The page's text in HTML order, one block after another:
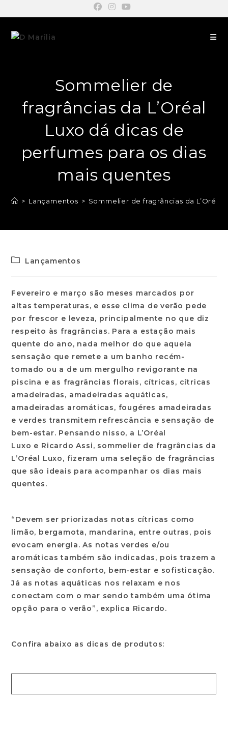
Sommelier de
fragrâncias da L’Oréal
Luxo dá dicas de
perfumes para os dias
mais quentes
> Lançamentos > Sommelier de fragrâncias da
Lançamentos
Fevereiro e março são meses marcados por
altas temperaturas, e esse clima de verão pede
por frescor e leveza, principalmente no que diz
respeito às fragrâncias. Para a estação mais
quente do ano, nada melhor do que aquela
sensação que remete a um banho recém-
tomado ou a de um mergulho revigorante na
piscina e as fragrâncias florais, cítricas, cítricas
amadeiradas, amadeiradas aquáticas,
amadeiradas aromáticas, fougéres amadeiradas
e verdes transmitem refrescância e sensação de
bem-estar. Pensando nisso, a L’Oréal
Luxo e Ricardo Assi, sommelier de fragrâncias da
L’Oréal Luxo, fizeram uma seleção de fragrâncias
que são ideais para acompanhar os dias mais
quentes.
“Devem ser priorizadas notas cítricas como
limão, bergamota, mandarina, entre outras, pois
evocam energia. As notas verdes e/ou
aromáticas também são indicadas, pois trazem a
sensação de conforto, bem-estar e sofisticação.
Já as notas aquáticas nos relaxam e nos
conectam com o mar sendo também uma ótima
opção para o verão”, explica Ricardo.
Confira abaixo as dicas de produtos: